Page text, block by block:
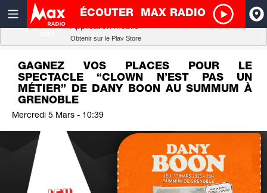
ÉCOUTER MAX RADIO
GAGNEZ VOS PLACES POUR LE
SPECTACLE “CLOWN N’EST PAS UN
MÉTIER” DE DANY BOON AU SUMMUM À
GRENOBLE
Mercredi 5 Mars - 10:39
Radio SCOOP
Obtenir sur le Play Store
Télécharger